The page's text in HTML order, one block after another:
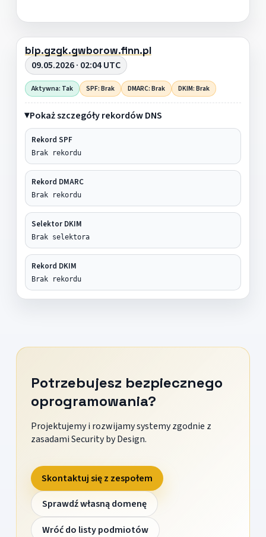
bip.gzgk.gwborow.finn.pl
09.05.2026 · 02:04 UTC
Aktywna: Tak SPF: Brak DMARC: Brak DKIM: Brak
Pokaż szczegóły rekordów DNS
Rekord SPF
Brak rekordu
Rekord DMARC
Brak rekordu
Selektor DKIM
Brak selektora
Rekord DKIM
Brak rekordu
Potrzebujesz bezpiecznego
oprogramowania?
Projektujemy i rozwijamy systemy zgodnie z
zasadami Security by Design.
Skontaktuj się z zespołem
Sprawdź własną domenę
Wróć do listy podmiotów